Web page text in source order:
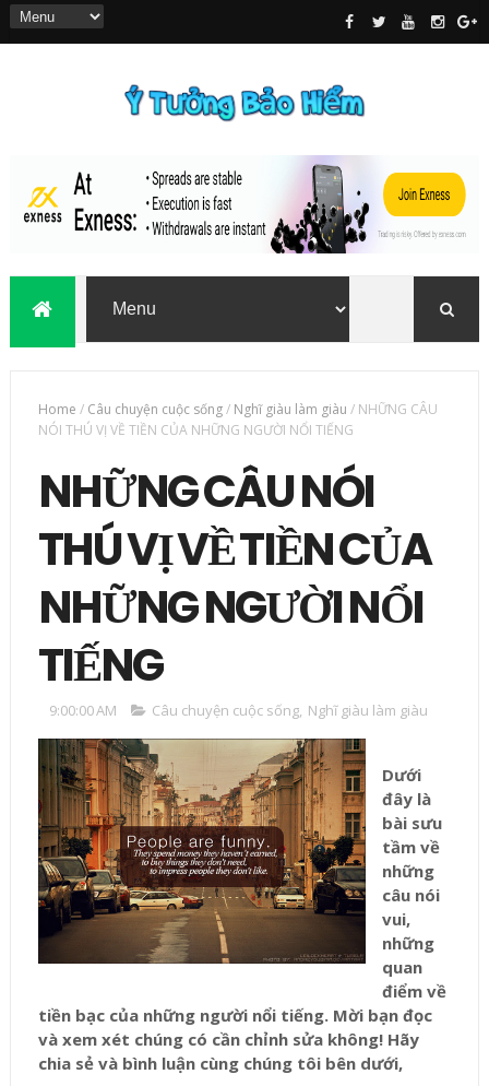
Home / Câu chuyện cuộc sống/ Nghĩ giàu làm giàu / NHỮNG CÂU
NÓI THÚ VỊ VỀ TIỀN CỦA NHỮNG NGƯỜI NỔI TIẾNG
NHỮNG CÂU NÓI
THÚ VỊ VỀ TIỀN CỦA
NHỮNG NGƯỜI NỔI
TIẾNG
9:00:00 AM Câu chuyện cuộc sống, Nghĩ giàu làm giàu
Dưới
đây là
bài sưu
tầm về
những
câu nói
vui,
những
quan
điểm về
tiền bạc của những người nổi tiếng. Mời bạn đọc
và xem xét chúng có cần chỉnh sửa không! Hãy
chia sẻ và bình luận cùng chúng tôi bên dưới,